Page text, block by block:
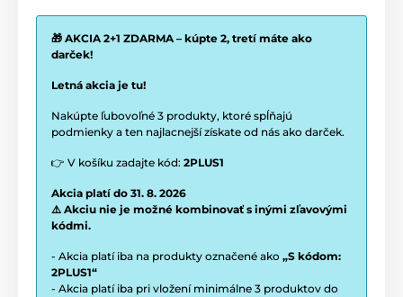
🎁 AKCIA 2+1 ZDARMA – kúpte 2, tretí máte ako
darček!
Letná akcia je tu!
Nakúpte ľubovoľné 3 produkty, ktoré spĺňajú
podmienky a ten najlacnejší získate od nás ako darček.
👉 V košíku zadajte kód: 2PLUS1
Akcia platí do 31. 8. 2026
⚠️ Akciu nie je možné kombinovať s inými zľavovými
kódmi.
- Akcia platí iba na produkty označené ako „S kódom:
2PLUS1“
- Akcia platí iba pri vložení minimálne 3 produktov do